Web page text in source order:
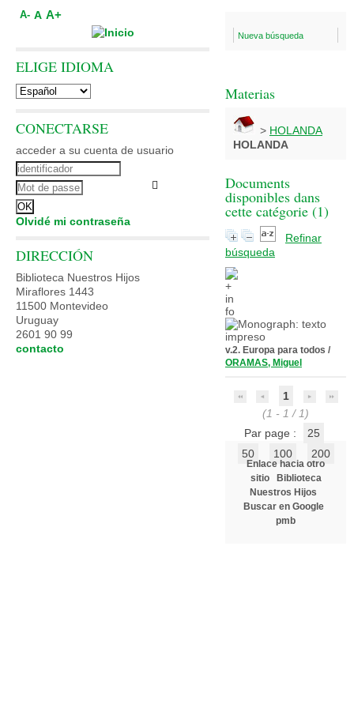
Nueva búsqueda
Materias
> HOLANDA
HOLANDA
Documents
disponibles dans
cette catégorie (1)
Refinar
búsqueda
v.2. Europa para todos /
ORAMAS, Miguel
1
(1 - 1 / 1)
Par page :
25
50
100 200
Enlace hacia otro
sitio
Biblioteca
Nuestros Hijos
Buscar en Google
pmb
A- A A+
ELIGE IDIOMA
CONECTARSE
acceder a su cuenta de usuario
Olvidé mi contraseña
DIRECCIÓN
Biblioteca Nuestros Hijos
Miraflores 1443
11500 Montevideo
Uruguay
2601 90 99
contacto